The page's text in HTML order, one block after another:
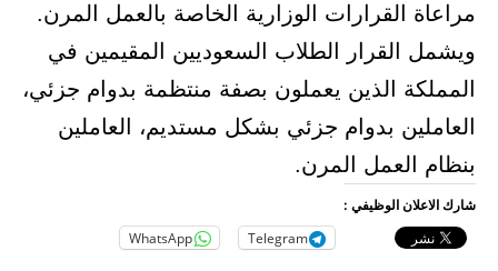
مراعاة القرارات الوزارية الخاصة بالعمل المرن.
ويشمل القرار الطلاب السعوديين المقيمين في
المملكة الذين يعملون بصفة منتظمة بدوام جزئي،
العاملين بدوام جزئي بشكل مستديم، العاملين
بنظام العمل المرن.
شارك الاعلان الوظيفي :
Telegram
WhatsApp